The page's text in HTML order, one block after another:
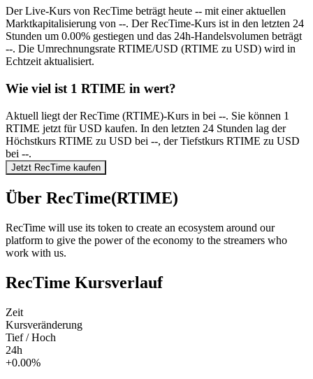
Der Live-Kurs von RecTime beträgt heute -- mit einer aktuellen
Marktkapitalisierung von --. Der RecTime-Kurs ist in den letzten 24
Stunden um 0.00% gestiegen und das 24h-Handelsvolumen beträgt
--. Die Umrechnungsrate RTIME/USD (RTIME zu USD) wird in
Echtzeit aktualisiert.
Wie viel ist 1 RTIME in wert?
Aktuell liegt der RecTime (RTIME)-Kurs in bei --. Sie können 1
RTIME jetzt für USD kaufen. In den letzten 24 Stunden lag der
Höchstkurs RTIME zu USD bei --, der Tiefstkurs RTIME zu USD
bei --.
Jetzt RecTime kaufen
Über RecTime(RTIME)
RecTime will use its token to create an ecosystem around our
platform to give the power of the economy to the streamers who
work with us.
RecTime Kursverlauf
Zeit
Kursveränderung
Tief / Hoch
24h
+0.00%